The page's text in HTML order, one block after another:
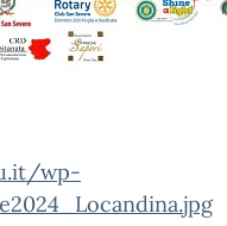
wp-